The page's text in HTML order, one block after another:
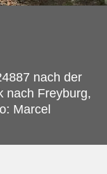
nach der
nach Freyburg,
Marcel